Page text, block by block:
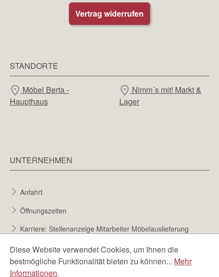
Vertrag widerrufen
STANDORTE
Möbel Berta -
Haupthaus
Nimm´s mit! Markt &
Lager
UNTERNEHMEN
Anfahrt
Öffnungszeiten
Karriere: Stellenanzeige Mitarbeiter Möbelauslieferung
Karriere bei Möbel Berta
Bewerbungsformular
Diese Website verwendet Cookies, um Ihnen die
bestmögliche Funktionalität bieten zu können... Mehr
Informationen.